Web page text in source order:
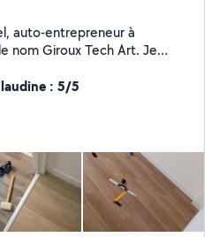
auto-entrepreneur à
Giroux Tech Art. Je
état de terrain, élagage,
gravats encombrant ect .
verre, peinture ,mitigeurs,
pare baignoire, montage
luminaires, pose de tringles à
changement de sangle
colonne de douche pour
: 5/5